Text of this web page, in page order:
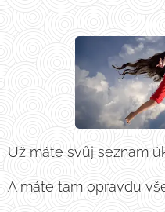
Už máte svůj seznam
A máte tam opravdu